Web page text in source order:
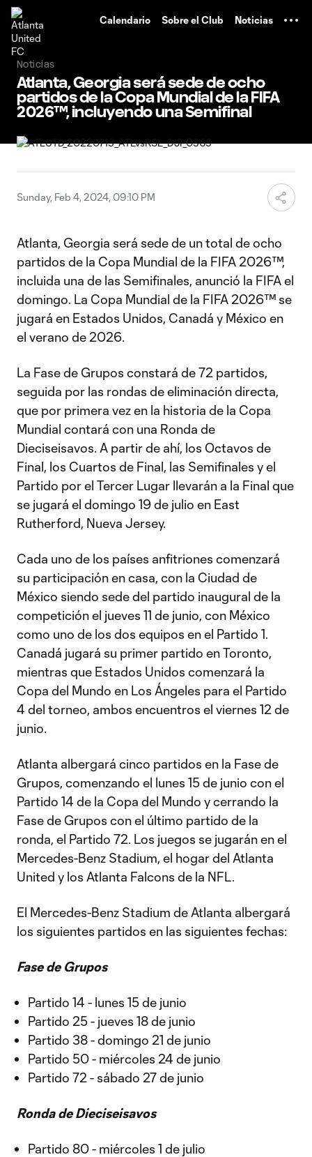
Calendario Sobre el Club Noticias
Noticias
Atlanta, Georgia será sede de ocho
partidos de la Copa Mundial de la FIFA
2026™, incluyendo una Semifinal
Sunday, Feb 4, 2024, 09:10 PM
Atlanta, Georgia será sede de un total de ocho
partidos de la Copa Mundial de la FIFA 2026™,
incluida una de las Semifinales, anunció la FIFA el
domingo. La Copa Mundial de la FIFA 2026™ se
jugará en Estados Unidos, Canadá y México en
el verano de 2026.
La Fase de Grupos constará de 72 partidos,
seguida por las rondas de eliminación directa,
que por primera vez en la historia de la Copa
Mundial contará con una Ronda de
Dieciseisavos. A partir de ahí, los Octavos de
Final, los Cuartos de Final, las Semifinales y el
Partido por el Tercer Lugar llevarán a la Final que
se jugará el domingo 19 de julio en East
Rutherford, Nueva Jersey.
Cada uno de los países anfitriones comenzará
su participación en casa, con la Ciudad de
México siendo sede del partido inaugural de la
competición el jueves 11 de junio, con México
como uno de los dos equipos en el Partido 1.
Canadá jugará su primer partido en Toronto,
mientras que Estados Unidos comenzará la
Copa del Mundo en Los Ángeles para el Partido
4 del torneo, ambos encuentros el viernes 12 de
junio.
Atlanta albergará cinco partidos en la Fase de
Grupos, comenzando el lunes 15 de junio con el
Partido 14 de la Copa del Mundo y cerrando la
Fase de Grupos con el último partido de la
ronda, el Partido 72. Los juegos se jugarán en el
Mercedes-Benz Stadium, el hogar del Atlanta
United y los Atlanta Falcons de la NFL.
El Mercedes-Benz Stadium de Atlanta albergará
los siguientes partidos en las siguientes fechas:
Fase de Grupos
Partido 14 - lunes 15 de junio
Partido 25 - jueves 18 de junio
Partido 38 - domingo 21 de junio
Partido 50 - miércoles 24 de junio
Partido 72 - sábado 27 de junio
Ronda de Dieciseisavos
Partido 80 - miércoles 1 de julio